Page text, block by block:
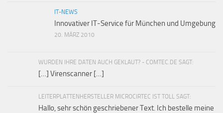
IT-NEWS
Innovativer IT-Service für München und Umgebung
20. MÄRZ 2010
WURDEN IHRE DATEN AUCH GEKLAUT? - COMTEC.DE SAGT:
[…] Virenscanner […]
LEITERPLATTENHERSTELLER MICROCIRTEC IST TOLL SAGT:
Hallo, sehr schön geschriebener Text. Ich bestelle meine